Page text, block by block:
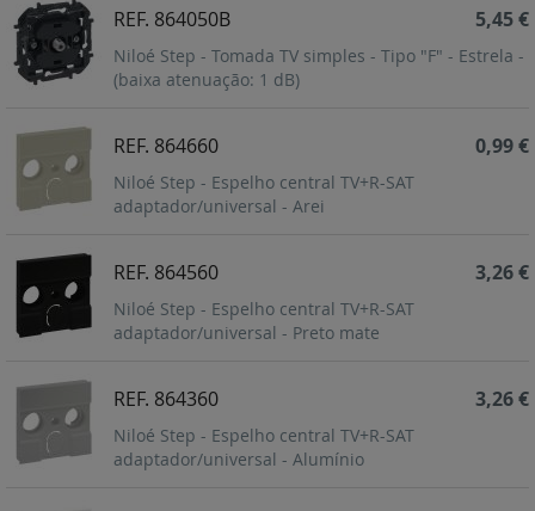
REF. 864050B
Niloé Step - Tomada TV simples - Tipo "F" - Estrela -
(baixa atenuação: 1 dB)
5,45 €
REF. 864660
Niloé Step - Espelho central TV+R-SAT
adaptador/universal - Arei
0,99 €
REF. 864560
Niloé Step - Espelho central TV+R-SAT
adaptador/universal - Preto mate
3,26 €
REF. 864360
Niloé Step - Espelho central TV+R-SAT
adaptador/universal - Alumínio
3,26 €